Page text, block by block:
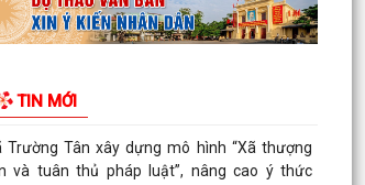
TIN MỚI
Trường Tân triển khai thực hiện Nghị quyết
xây dựng Nhà nước pháp quyền xã hội chủ
ủy xã Trường Tân triển khai thực hiện Nghị
tế